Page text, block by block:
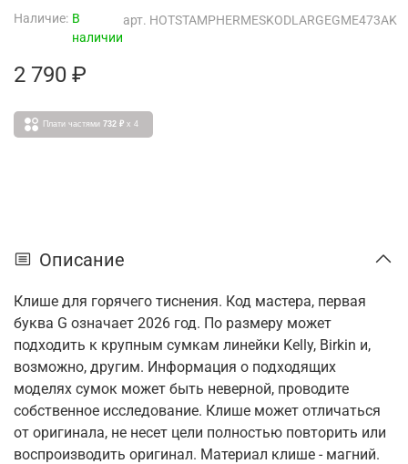
арт. HOTSTAMPHERMESKODLARGEGME473AK
Наличие: В
наличии
2 790 ₽
Плати частями 732 ₽ x 4
Описание
Клише для горячего тиснения. Код мастера, первая
буква G означает 2026 год. По размеру может
подходить к крупным сумкам линейки Kelly, Birkin и,
возможно, другим. Информация о подходящих
моделях сумок может быть неверной, проводите
собственное исследование. Клише может отличаться
от оригинала, не несет цели полностью повторить или
воспроизводить оригинал. Материал клише - магний.